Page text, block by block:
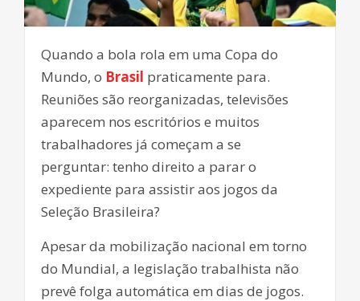
Quando a bola rola em uma Copa do
Mundo, o Brasil praticamente para.
Reuniões são reorganizadas, televisões
aparecem nos escritórios e muitos
trabalhadores já começam a se
perguntar: tenho direito a parar o
expediente para assistir aos jogos da
Seleção Brasileira?
Apesar da mobilização nacional em torno
do Mundial, a legislação trabalhista não
prevê folga automática em dias de jogos.